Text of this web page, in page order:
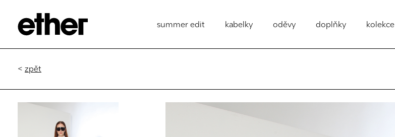
summer edit kabelky oděvy doplňky kolekce
< zpět